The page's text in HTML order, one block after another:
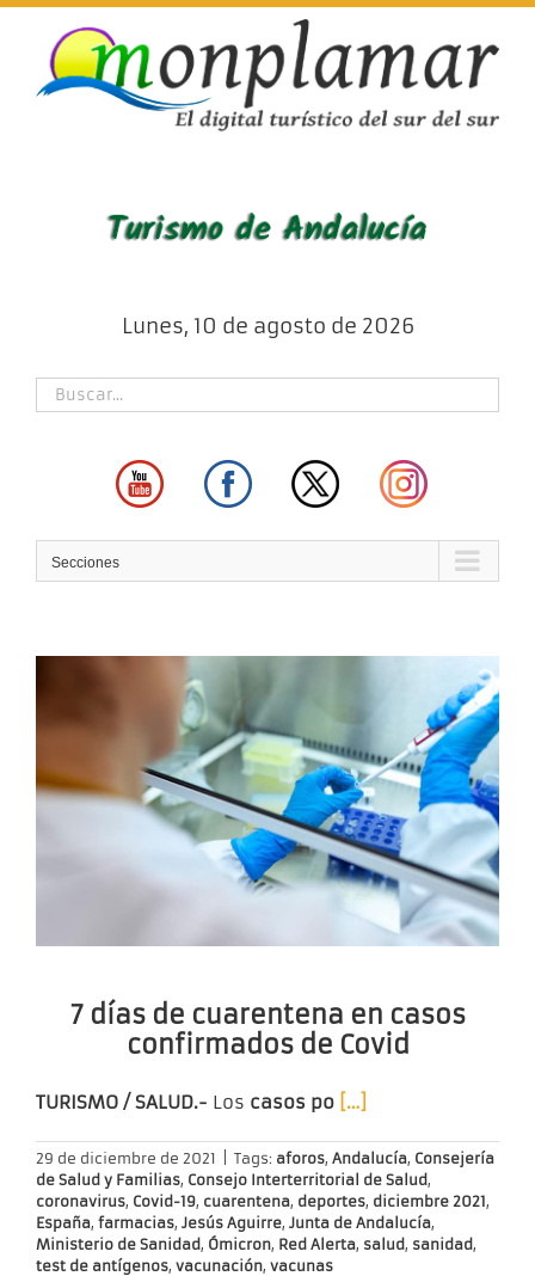
Skip
content
Lunes, 10 de agosto de 2026
Secciones
7 días de cuarentena en casos
confirmados de Covid
TURISMO / SALUD.- Los casos po […]
29 de diciembre de 2021 Tags: aforos, Andalucía, Consejería
de Salud y Familias, Consejo Interterritorial de Salud ,
coronavirus, Covid-19, cuarentena, deportes, diciembre 2021,
España, farmacias, Jesús Aguirre, Junta de Andalucía,
Ministerio de Sanidad , Ómicron, Red Alerta, salud , sanidad ,
test de antígenos, vacunación, vacunas